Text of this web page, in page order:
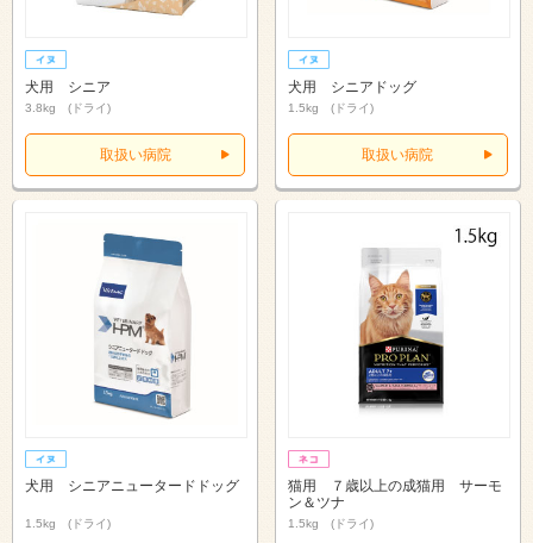
犬用 シニア
3.8kg (ドライ)
取扱い病院
犬用 シニアドッグ
1.5kg (ドライ)
取扱い病院
犬用 シニアニュータードドッグ
1.5kg (ドライ)
猫用 ７歳以上の成猫用 サーモ
ン＆ツナ
1.5kg (ドライ)